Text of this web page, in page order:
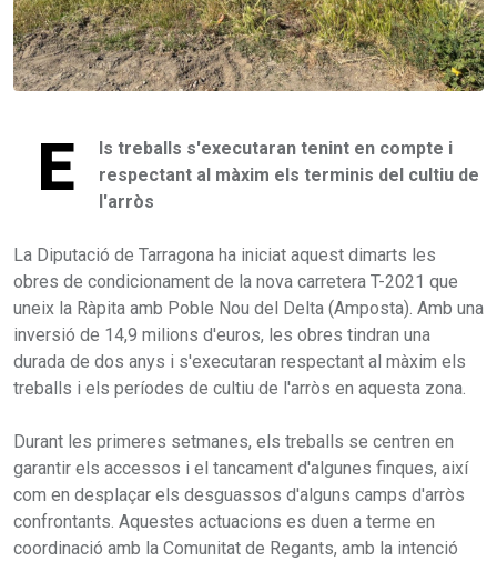
E
ls treballs s'executaran tenint en compte i
respectant al màxim els terminis del cultiu de
l'arròs
La Diputació de Tarragona ha iniciat aquest dimarts les
obres de condicionament de la nova carretera T-2021 que
uneix la Ràpita amb Poble Nou del Delta (Amposta). Amb una
inversió de 14,9 milions d'euros, les obres tindran una
durada de dos anys i s'executaran respectant al màxim els
treballs i els períodes de cultiu de l'arròs en aquesta zona.
Durant les primeres setmanes, els treballs se centren en
garantir els accessos i el tancament d'algunes finques, així
com en desplaçar els desguassos d'alguns camps d'arròs
confrontants. Aquestes actuacions es duen a terme en
coordinació amb la Comunitat de Regants, amb la intenció